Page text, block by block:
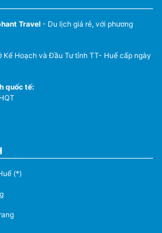
Travel - Du lịch giá rẻ, với phương
Kế Hoạch và Đầu Tư tỉnh TT- Huế cấp ngày
quốc tế:
(*)